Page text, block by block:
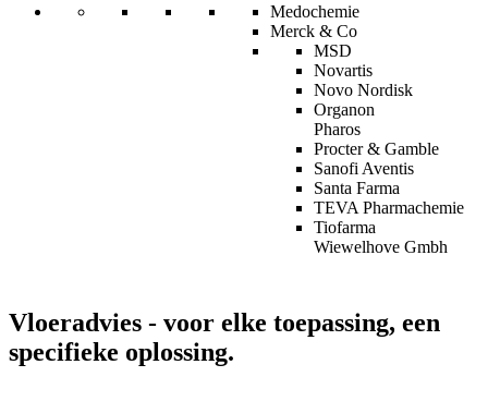
Medochemie
Merck & Co
MSD
Novartis
Novo Nordisk
Organon
Pharos
Procter & Gamble
Sanofi Aventis
Santa Farma
TEVA Pharmachemie
Tiofarma
Wiewelhove Gmbh
Vloeradvies - voor elke toepassing, een
specifieke oplossing.